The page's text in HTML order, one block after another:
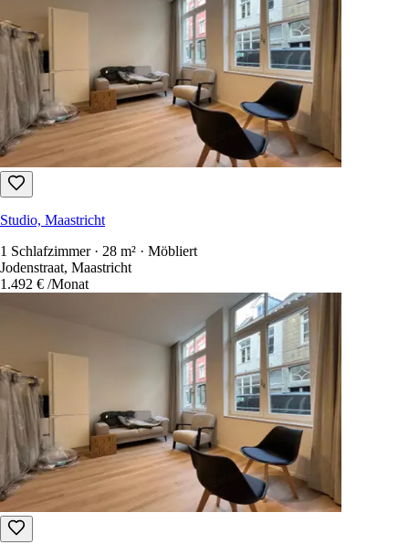
Studio, Maastricht
1 Schlafzimmer · 28 m² · Möbliert
Jodenstraat, Maastricht
1.492 € /Monat